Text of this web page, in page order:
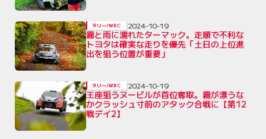
霧と雨に濡れたターマック。走順で不利な
トヨタは確実な走りを優先「土日の上位進
出を狙う位置が重要」
ラリー/WRC 2024-10-19
王座狙うヌービルが首位奪取。霧が漂うな
かクラッシュ寸前のアタック合戦に【第12
戦デイ2】
ラリー/WRC 2024-10-19